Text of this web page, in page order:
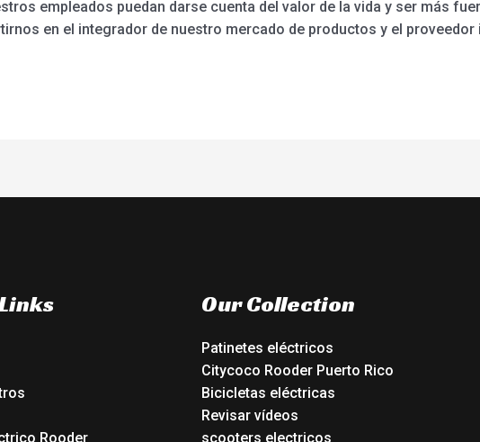
empleados puedan darse cuenta del valor de la vida y ser más
en el integrador de nuestro mercado de productos y el
Rooder
Our Collection
Patinetes eléctricos
Citycoco Rooder Puerto Rico
Bicicletas eléctricas
Revisar vídeos
scooters electricos